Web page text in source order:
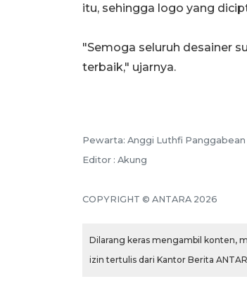
itu, sehingga logo yang
"Semoga seluruh desainer
terbaik," ujarnya.
Pewarta: Anggi Luthfi Panggabean
Editor : Akung
COPYRIGHT © ANTARA 2026
Dilarang keras mengambil konten,
izin tertulis dari Kantor Berita